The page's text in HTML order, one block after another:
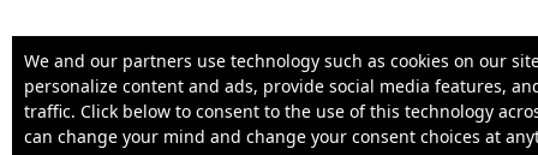
We and our partners use technology such as cookies on our
personalize content and ads, provide social media features,
traffic. Click below to consent to the use of this technology
can change your mind and change your consent choices at